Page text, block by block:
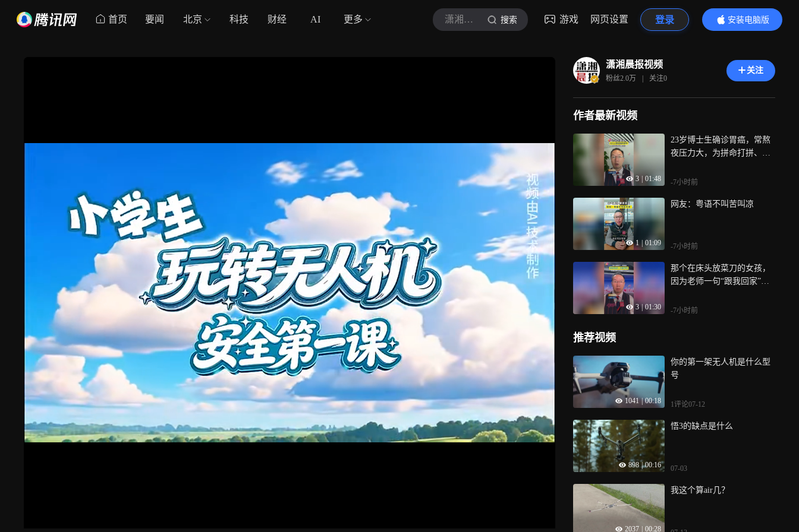
首页 要闻 北京 科技 财经 AI 更多 潇湘晨报视频 搜索 游戏 网页设置 登录
安装电脑版
内容更精彩
潇湘晨报视频
粉丝2.0万 | 关注0
关注
作者最新视频
3 01:48
23岁博士生确诊胃癌，常熬
夜压力大，为拼命打拼、透
前程可期，健康无价
-7小时前
1 01:09
网友：粤语不叫苦叫凉
-7小时前
3 | 01:30
那个在床头放菜刀的女孩，
因为老师一句“跟我回家”，
者，教书更育人，用肩膀为
-7小时前
推荐视频
1041 | 00:18
你的第一架无人机是什么型
号
1评论07-12
898 | 00:16
悟3的缺点是什么
07-03
2037 00:28
我这个算air几？